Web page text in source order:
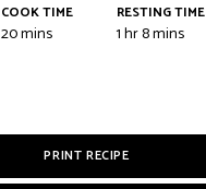
COOK TIME
20minutes
mins
RESTING TIME
1hour
hr8minutes
mins
PRINT RECIPE